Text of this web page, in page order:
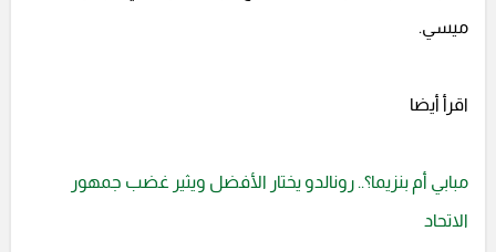
ميسي.
اقرأ أيضا
مبابي أم بنزيما؟.. رونالدو يختار الأفضل ويثير غضب جمهور
الاتحاد